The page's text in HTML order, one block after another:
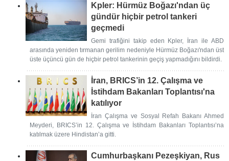
Kpler: Hürmüz Boğazı'ndan üç
gündür hiçbir petrol tankeri
geçmedi
Gemi trafiğini takip eden Kpler, İran ile ABD
arasında yeniden tırmanan gerilim nedeniyle Hürmüz Boğazı'ndan üst
üste üçüncü gün de hiçbir petrol tankerinin geçiş yapmadığını bildirdi.
İran, BRICS’in 12. Çalışma ve
İstihdam Bakanları Toplantısı'na
katılıyor
İran Çalışma ve Sosyal Refah Bakanı Ahmed
Meyderi, BRICS’in 12. Çalışma ve İstihdam Bakanları Toplantısı’na
katılmak üzere Hindistan’a gitti.
Cumhurbaşkanı Pezeşkiyan, Rus